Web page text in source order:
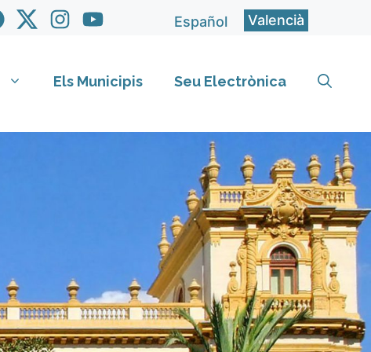
Español Valencià
Els Municipis Seu Electrònica